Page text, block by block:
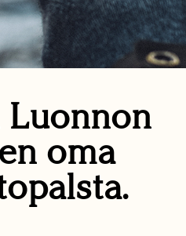
Luonnon
oma